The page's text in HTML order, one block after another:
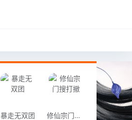
暴走无双团 修仙宗门搜打撤